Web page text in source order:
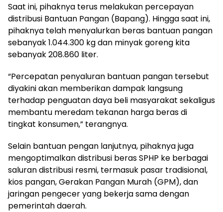
Saat ini, pihaknya terus melakukan percepayan
distribusi Bantuan Pangan (Bapang). Hingga saat ini,
pihaknya telah menyalurkan beras bantuan pangan
sebanyak 1.044.300 kg dan minyak goreng kita
sebanyak 208.860 liter.
“Percepatan penyaluran bantuan pangan tersebut
diyakini akan memberikan dampak langsung
terhadap penguatan daya beli masyarakat sekaligus
membantu meredam tekanan harga beras di
tingkat konsumen,” terangnya.
Selain bantuan pengan lanjutnya, pihaknya juga
mengoptimalkan distribusi beras SPHP ke berbagai
saluran distribusi resmi, termasuk pasar tradisional,
kios pangan, Gerakan Pangan Murah (GPM), dan
jaringan pengecer yang bekerja sama dengan
pemerintah daerah.